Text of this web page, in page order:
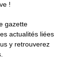
!
gazette
actualités liées
y retrouverez